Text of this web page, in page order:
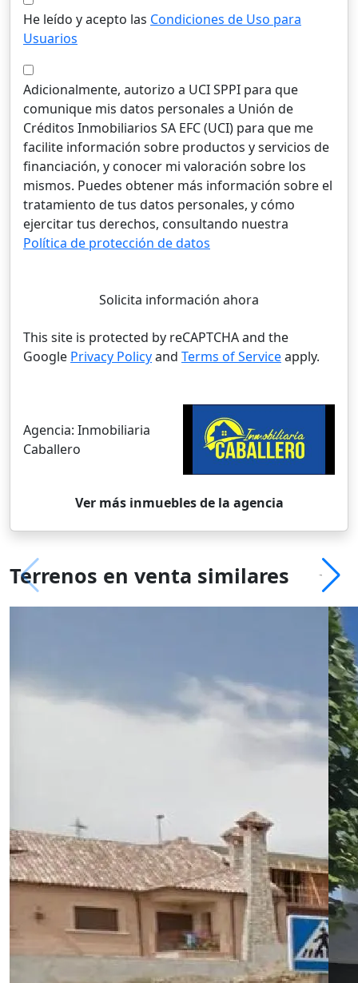
He leído y acepto las Condiciones de Uso para
Usuarios
Adicionalmente, autorizo a UCI SPPI para que
comunique mis datos personales a Unión de
Créditos Inmobiliarios SA EFC (UCI) para que me
facilite información sobre productos y servicios de
financiación, y conocer mi valoración sobre los
mismos. Puedes obtener más información sobre el
tratamiento de tus datos personales, y cómo
ejercitar tus derechos, consultando nuestra
Política de protección de datos
Solicita información ahora
This site is protected by reCAPTCHA and the
Google Privacy Policyand Terms of Serviceapply.
Agencia: Inmobiliaria
Caballero
Ver más inmuebles de la agencia
Terrenos en venta similares